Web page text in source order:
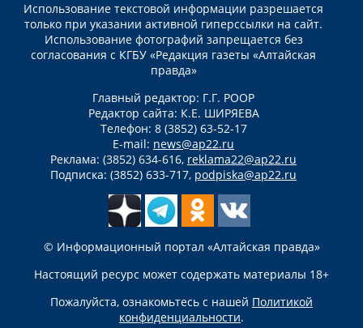
Использование текстовой информации разрешается
только при указании активной гиперссылки на сайт.
Использование фотографий запрещается без
согласования с КГБУ «Редакция газеты «Алтайская
правда»
Главный редактор: Г.Г. РООР
Редактор сайта: К.Е. ШИРЯЕВА
Телефон: 8 (3852) 63-52-17
E-mail: news@ap22.ru
Реклама: (3852) 634-616, reklama22@ap22.ru
Подписка: (3852) 633-717, podpiska@ap22.ru
© Информационный портал «Алтайская правда»
Настоящий ресурс может содержать материалы 18+
Пожалуйста, ознакомьтесь с нашей Политикой
конфиденциальности.